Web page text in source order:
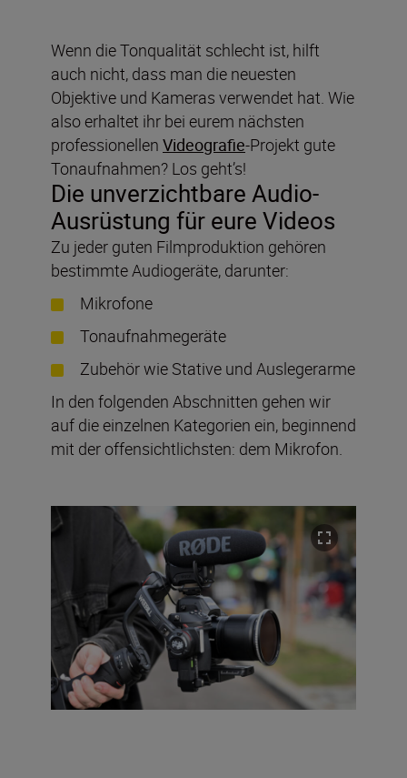
Wenn die Tonqualität schlecht ist, hilft
auch nicht, dass man die neuesten
Objektive und Kameras verwendet hat. Wie
also erhaltet ihr bei eurem nächsten
professionellen Videografie-Projekt gute
Tonaufnahmen? Los geht’s!
Die unverzichtbare Audio-
Ausrüstung für eure Videos
Zu jeder guten Filmproduktion gehören
bestimmte Audiogeräte, darunter:
Mikrofone
Tonaufnahmegeräte
Zubehör wie Stative und Auslegerarme
In den folgenden Abschnitten gehen wir
auf die einzelnen Kategorien ein, beginnend
mit der offensichtlichsten: dem Mikrofon.